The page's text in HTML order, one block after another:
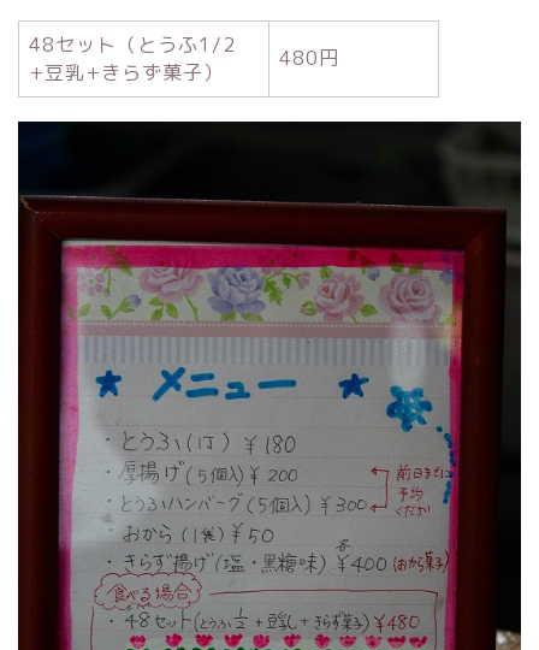
48セット（とうふ1/2
+豆乳+きらず菓子）
480円